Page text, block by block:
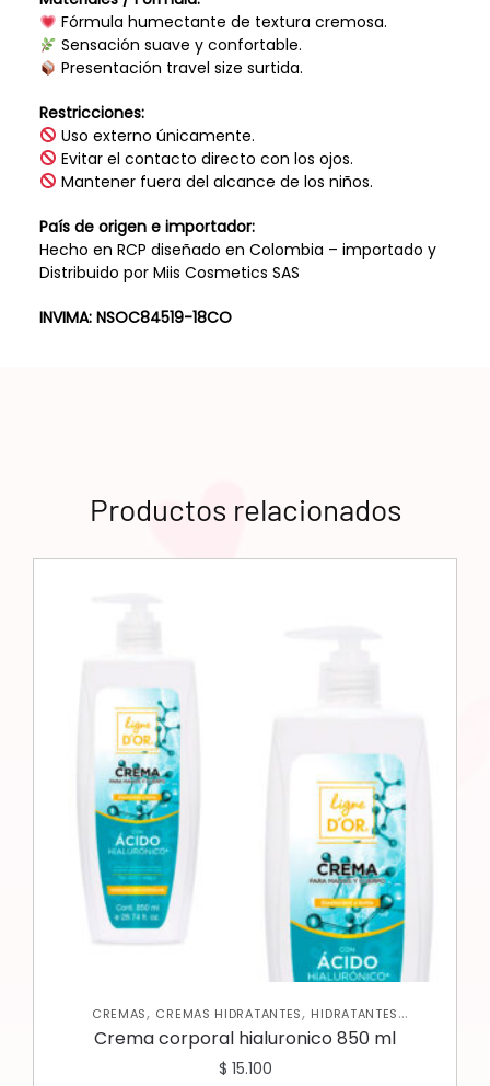
Fórmula humectante de textura cremosa.
Sensación suave y confortable.
Presentación travel size surtida.
Restricciones:
Uso externo únicamente.
Evitar el contacto directo con los ojos.
Mantener fuera del alcance de los niños.
País de origen e importador:
Hecho en RCP diseñado en Colombia – importado y
Distribuido por Miis Cosmetics SAS
INVIMA: NSOC84519-18CO
Productos relacionados
CREMAS, CREMAS HIDRATANTES, HIDRATANTES
CORPORALES ,NUEVA COLECCIÓN,SKIN CARE CORPORAL
Crema corporal hialuronico 850 ml
$ 15.100